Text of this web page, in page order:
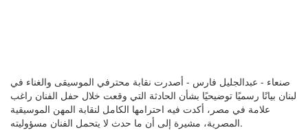
صنعاء - عبدالجليل فارس - أصدرت نقابة محترفي الموسيقى والغناء في
لبنان بيانًا رسميًا توضيحيًا بشأن الحادثة التي وقعت خلال حفل الفنان راغب
علامة في مصر، أكدت فيه احترامها الكامل لنقابة المهن الموسيقية
المصرية، مشيرة إلى أن ما حدث لا يتحمل الفنان مسؤوليته.